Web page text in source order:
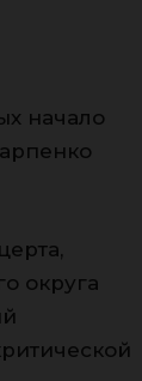
начало
округа